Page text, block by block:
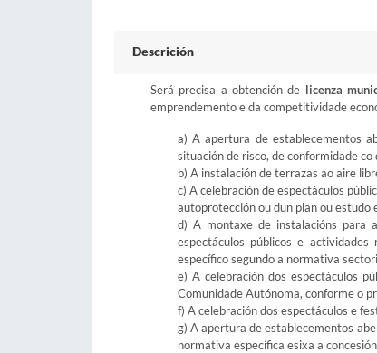
Descrición
Será precisa a obtención de licenza
emprendemento e da competitividade
a) A apertura de establecementos
situación de risco, de conformidade
b) A instalación de terrazas ao aire
c) A celebración de espectáculos
autoprotección ou dun plan ou estudo
d) A montaxe de instalacións para
espectáculos públicos e
específico segundo a normativa
e) A celebración dos espectáculos
Comunidade Autónoma, conforme o
f) A celebración dos espectáculos e
g) A apertura de establecementos
normativa específica esixa a